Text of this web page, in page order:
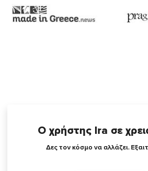
Ο χρήστης Ira σε
Δες τον κόσμο να αλλάζει.